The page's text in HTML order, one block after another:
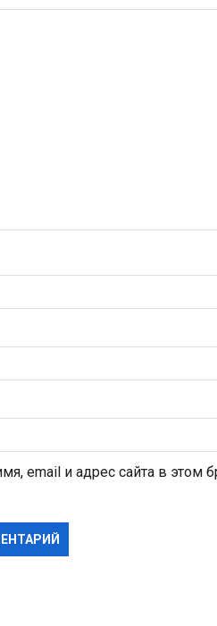
email и адрес сайта в этом